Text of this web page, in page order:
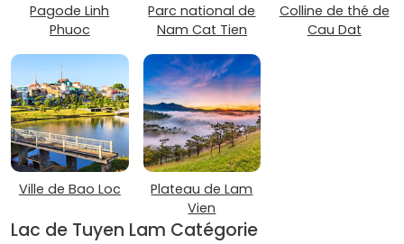
Pagode Linh
Phuoc
Parc national de
Nam Cat Tien
Colline de thé de
Cau Dat
Ville de Bao Loc
Plateau de Lam
Vien
Lac de Tuyen Lam Catégorie